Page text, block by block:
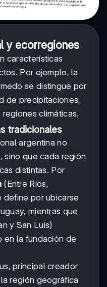
y ecorregiones
características
Por ejemplo, la
se distingue por
de precipitaciones,
climáticas.
tradicionales
argentina no
sino que cada región
distintas. Por
(Entre Ríos,
define por ubicarse
mientras que
y San Luis)
en la fundación de
principal creador
región geográfica